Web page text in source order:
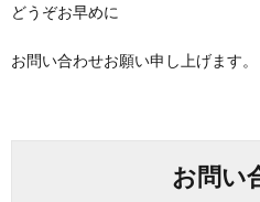
どうぞお早めに
お問い合わせお願い申し上げます。
お問い